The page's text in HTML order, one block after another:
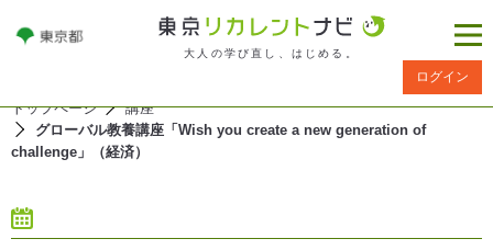
大人の学び直し、はじめる。
ログイン
トップページ
講座
グローバル教養講座「Wish you create a new generation of
challenge」（経済）